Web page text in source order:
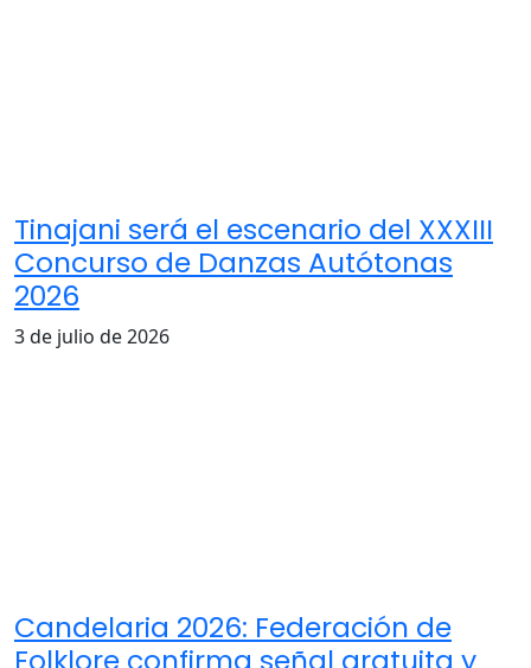
Tinajani será el escenario del XXXIII
Concurso de Danzas Autótonas
2026
3 de julio de 2026
Candelaria 2026: Federación de
Folklore confirma señal gratuita y